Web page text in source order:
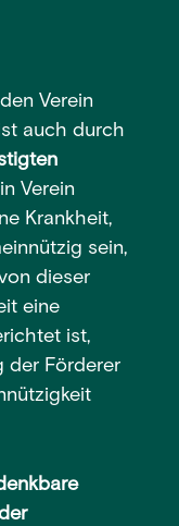
Verein
auch durch
Verein
Krankheit,
sein,
dieser
eine
ist,
der Förderer